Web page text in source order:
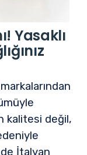
Yasaklı
kalitesi değil,
İtalyan